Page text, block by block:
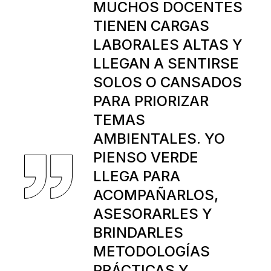
MUCHOS DOCENTES
TIENEN CARGAS
LABORALES ALTAS Y
LLEGAN A SENTIRSE
SOLOS O CANSADOS
PARA PRIORIZAR
TEMAS
AMBIENTALES. YO
PIENSO VERDE
LLEGA PARA
ACOMPAÑARLOS,
ASESORARLES Y
BRINDARLES
METODOLOGÍAS